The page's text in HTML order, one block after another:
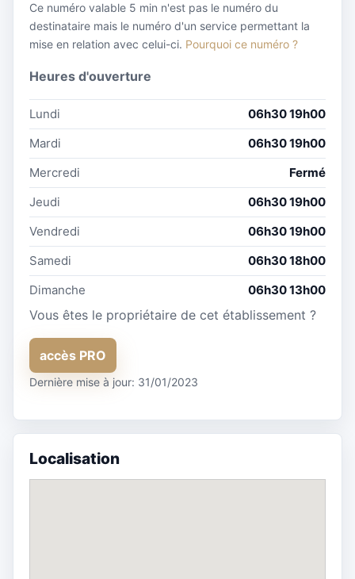
Ce numéro valable 5 min n'est pas le numéro du
destinataire mais le numéro d'un service permettant la
mise en relation avec celui-ci. Pourquoi ce numéro ?
Heures d'ouverture
Lundi
06h30 19h00
Mardi
06h30 19h00
Mercredi
Fermé
Jeudi
06h30 19h00
Vendredi
06h30 19h00
Samedi
06h30 18h00
Dimanche
06h30 13h00
Vous êtes le propriétaire de cet établissement ?
accès PRO
Dernière mise à jour: 31/01/2023
Localisation